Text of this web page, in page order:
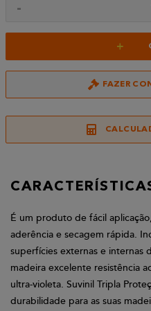
-
+
FAZER
É um produto de fácil
aderência e secagem rápida.
superfícies externas e internas
madeira excelente resistência
ultra-violeta. Suvinil Tripla
durabilidade para as suas